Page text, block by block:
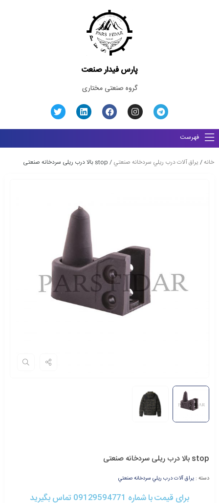
پارس فیدار صنعت
گروه صنعتی مختاری
فهرست
خانه/ يراق آلات درب ريلي سردخانه صنعتي / stop بالا درب ریلی سردخانه صنعتی
stop بالا درب ریلی سردخانه صنعتی
دسته : يراق آلات درب ريلي سردخانه صنعتي
برای قیمت با شماره 09129594771 تماس بگیرید